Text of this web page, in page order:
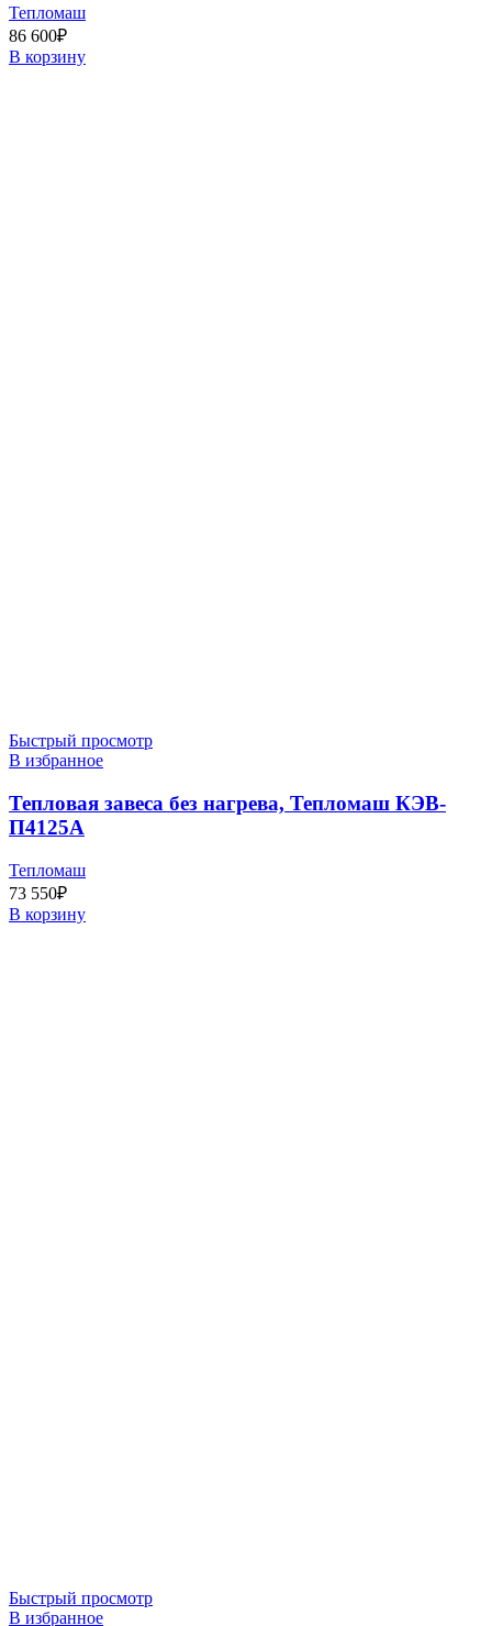
Тепломаш
86 600₽
В корзину
Быстрый просмотр
В избранное
Тепловая завеса без нагрева, Тепломаш КЭВ-
П4125A
Тепломаш
73 550₽
В корзину
Быстрый просмотр
В избранное